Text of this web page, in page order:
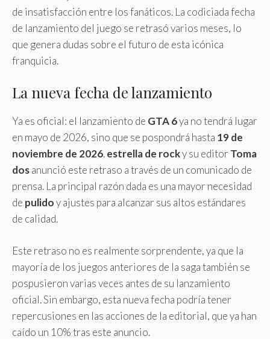
de insatisfacción entre los fanáticos. La codiciada fecha
de lanzamiento del juego se retrasó varios meses, lo
que genera dudas sobre el futuro de esta icónica
franquicia.
La nueva fecha de lanzamiento
Ya es oficial: el lanzamiento de GTA 6ya no tendrá lugar
en mayo de 2026, sino que se pospondrá hasta 19 de
noviembre de 2026.estrella de rocky su editor Toma
dosanunció este retraso a través de un comunicado de
prensa. La principal razón dada es una mayor necesidad
de pulidoy ajustes para alcanzar sus altos estándares
de calidad.
Este retraso no es realmente sorprendente, ya que la
mayoría de los juegos anteriores de la saga también se
pospusieron varias veces antes de su lanzamiento
oficial. Sin embargo, esta nueva fecha podría tener
repercusiones en las acciones de la editorial, que ya han
caído un 10% tras este anuncio.